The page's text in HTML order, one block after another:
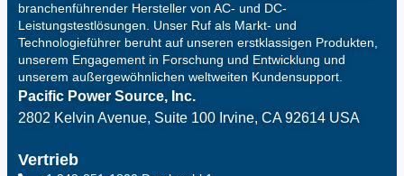
branchenführender Hersteller von AC- und DC-
Leistungstestlösungen. Unser Ruf als Markt- und
Technologieführer beruht auf unseren erstklassigen Produkten,
unserem Engagement in Forschung und Entwicklung und
unserem außergewöhnlichen weltweiten Kundensupport.
Pacific Power Source, Inc.
2802 Kelvin Avenue, Suite 100 Irvine, CA 92614 USA
Vertrieb